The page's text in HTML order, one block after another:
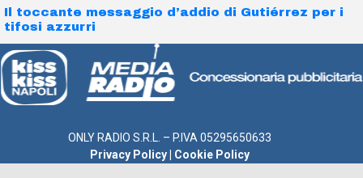
Il toccante messaggio d’addio di Gutiérrez per i
tifosi azzurri
ONLY RADIO S.R.L. – P.IVA 05295650633
Privacy Policy
Cookie Policy